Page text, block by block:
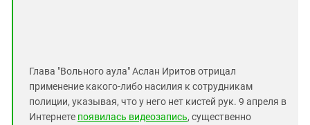
Глава "Вольного аула" Аслан Иритов отрицал
применение какого-либо насилия к сотрудникам
полиции, указывая, что у него нет кистей рук. 9 апреля в
Интернете появилась видеозапись, существенно